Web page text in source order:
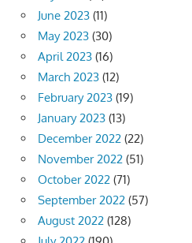
June 2023 (11)
May 2023 (30)
April 2023 (16)
March 2023 (12)
February 2023 (19)
January 2023 (13)
December 2022 (22)
November 2022 (51)
October 2022 (71)
September 2022 (57)
August 2022 (128)